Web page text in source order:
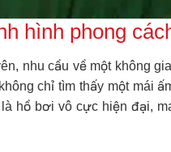
hình phong
nhu cầu về một không
chỉ tìm thấy một mái
hồ bơi vô cực hiện đại,